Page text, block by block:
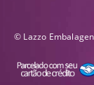
© Lazzo